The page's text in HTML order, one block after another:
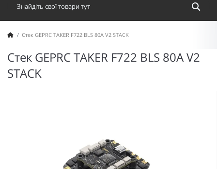
Стек GEPRC TAKER F722 BLS 80A V2 STACK
Стек GEPRC TAKER F722 BLS 80A V2
STACK